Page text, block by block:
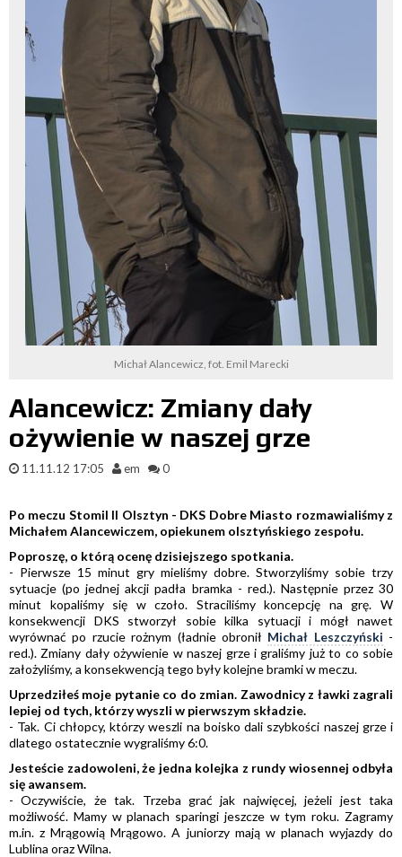
Michał Alancewicz, fot. Emil Marecki
Alancewicz: Zmiany dały
ożywienie w naszej grze
11.11.12 17:05 em 0
Po meczu Stomil II Olsztyn - DKS Dobre Miasto rozmawialiśmy z
Michałem Alancewiczem, opiekunem olsztyńskiego zespołu.
Poproszę, o którą ocenę dzisiejszego spotkania.
- Pierwsze 15 minut gry mieliśmy dobre. Stworzyliśmy sobie trzy
sytuacje (po jednej akcji padła bramka - red.). Następnie przez 30
minut kopaliśmy się w czoło. Straciliśmy koncepcję na grę. W
konsekwencji DKS stworzył sobie kilka sytuacji i mógł nawet
wyrównać po rzucie rożnym (ładnie obronił Michał Leszczyński -
red.). Zmiany dały ożywienie w naszej grze i graliśmy już to co sobie
założyliśmy, a konsekwencją tego były kolejne bramki w meczu.
Uprzedziłeś moje pytanie co do zmian. Zawodnicy z ławki zagrali
lepiej od tych, którzy wyszli w pierwszym składzie.
- Tak. Ci chłopcy, którzy weszli na boisko dali szybkości naszej grze i
dlatego ostatecznie wygraliśmy 6:0.
Jesteście zadowoleni, że jedna kolejka z rundy wiosennej odbyła
się awansem.
- Oczywiście, że tak. Trzeba grać jak najwięcej, jeżeli jest taka
możliwość. Mamy w planach sparingi jeszcze w tym roku. Zagramy
m.in. z Mrągowią Mrągowo. A juniorzy mają w planach wyjazdy do
Lublina oraz Wilna.